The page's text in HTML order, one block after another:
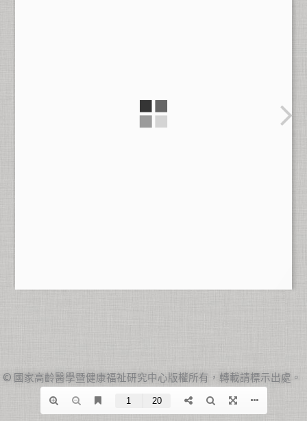
© 國家高齡醫學暨健康福祉研究中心版權所有，轉載請標示出處。